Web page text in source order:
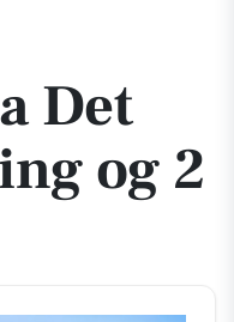
Det
og 2